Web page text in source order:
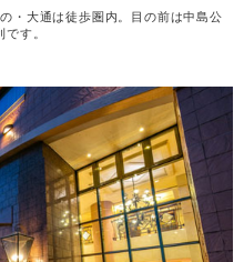
・大通は徒歩圏内。目の前は中島公
す。